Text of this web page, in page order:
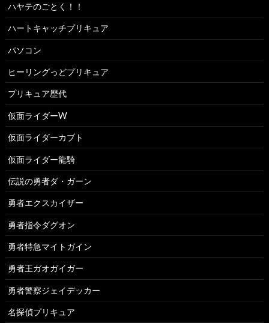
ハヤテのごとく！！
ハートキャッチプリキュア
パソコン
ヒーリングっどプリキュア
プリキュア歴代
仮面ライダーW
仮面ライダーカブト
仮面ライダー龍騎
伝説の勇者ダ・ガーン
勇者エクスカイザー
勇者指令ダグオン
勇者特急マイトガイン
勇者王ガオガイガー
勇者警察ジェイデッカー
名探偵プリキュア